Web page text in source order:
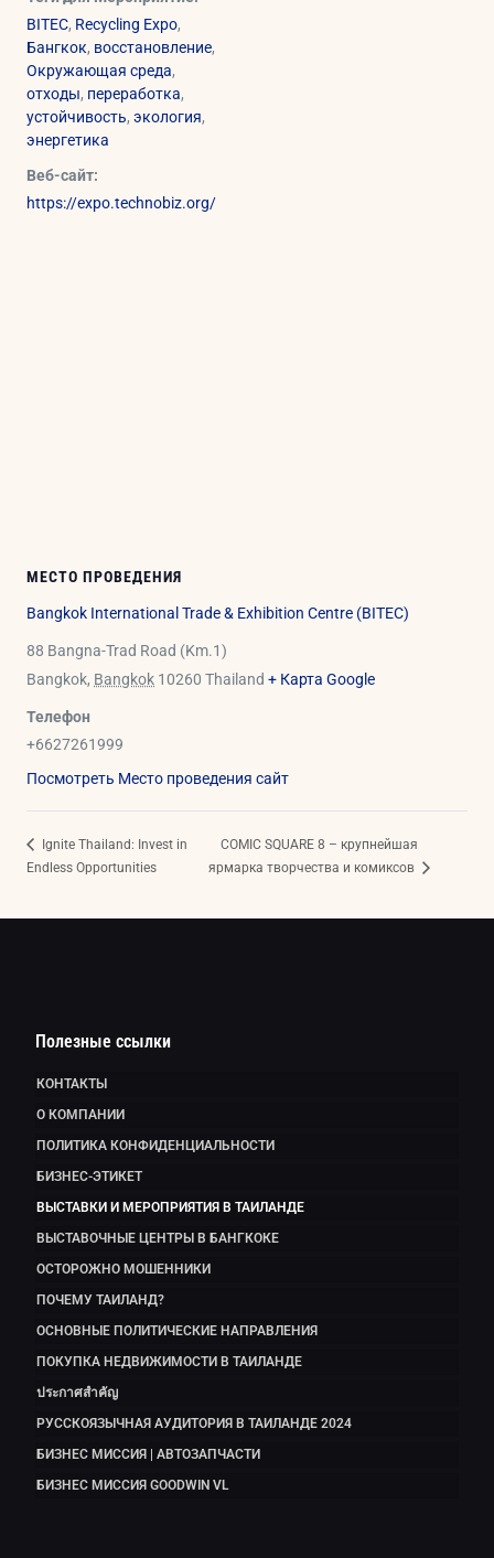
BITEC, Recycling Expo,
Бангкок, восстановление,
Окружающая среда,
отходы, переработка,
устойчивость,экология,
энергетика
Веб-сайт:
https://expo.technobiz.org/
МЕСТО ПРОВЕДЕНИЯ
Bangkok International Trade & Exhibition Centre (BITEC)
88 Bangna-Trad Road (Km.1)
Bangkok, Bangkok 10260 Thailand + Карта Google
Телефон
+6627261999
Посмотреть Место проведения сайт
Ignite Thailand: Invest in
Endless Opportunities
COMIC SQUARE 8 – крупнейшая
ярмарка творчества и комиксов
Полезные ссылки
КОНТАКТЫ
О КОМПАНИИ
ПОЛИТИКА КОНФИДЕНЦИАЛЬНОСТИ
БИЗНЕС-ЭТИКЕТ
ВЫСТАВКИ И МЕРОПРИЯТИЯ В ТАИЛАНДЕ
ВЫСТАВОЧНЫЕ ЦЕНТРЫ В БАНГКОКЕ
ОСТОРОЖНО МОШЕННИКИ
ПОЧЕМУ ТАИЛАНД?
ОСНОВНЫЕ ПОЛИТИЧЕСКИЕ НАПРАВЛЕНИЯ
ПОКУПКА НЕДВИЖИМОСТИ В ТАИЛАНДЕ
ประกาศสำคัญ
РУССКОЯЗЫЧНАЯ АУДИТОРИЯ В ТАИЛАНДЕ 2024
БИЗНЕС МИССИЯ | АВТОЗАПЧАСТИ
БИЗНЕС МИССИЯ GOODWIN VL